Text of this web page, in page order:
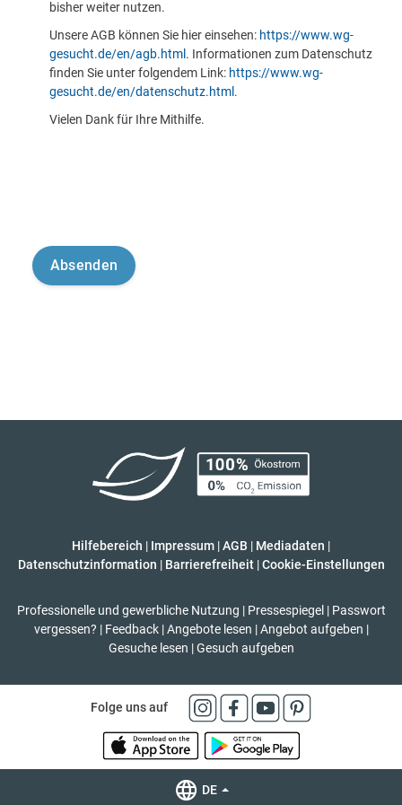
bisher weiter nutzen.
Unsere AGB können Sie hier einsehen: https://www.wg-
gesucht.de/en/agb.html . Informationen zum Datenschutz
finden Sie unter folgendem Link: https://www.wg-
gesucht.de/en/datenschutz.html .
Vielen Dank für Ihre Mithilfe.
Hilfebereich | Impressum |AGB | Mediadaten |
Datenschutzinformation | Barrierefreiheit | Cookie-Einstellungen
Professionelle und gewerbliche Nutzung | Pressespiegel | Passwort
vergessen? | Feedback | Angebote lesen | Angebot aufgeben |
Gesuche lesen | Gesuch aufgeben
Folge uns auf
DE